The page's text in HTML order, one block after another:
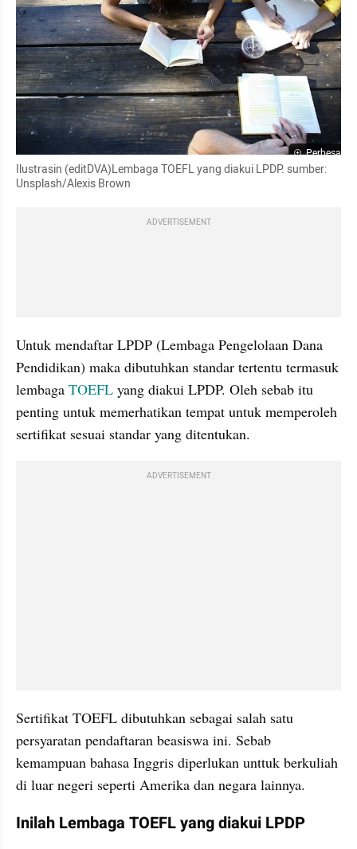
Perbesar
Ilustrasin (editDVA)Lembaga TOEFL yang diakui LPDP. sumber:
Unsplash/Alexis Brown
ADVERTISEMENT
Untuk mendaftar LPDP (Lembaga Pengelolaan Dana
Pendidikan) maka dibutuhkan standar tertentu termasuk
lembaga TOEFL yang diakui LPDP. Oleh sebab itu
penting untuk memerhatikan tempat untuk memperoleh
sertifikat sesuai standar yang ditentukan.
ADVERTISEMENT
Sertifikat TOEFL dibutuhkan sebagai salah satu
persyaratan pendaftaran beasiswa ini. Sebab
kemampuan bahasa Inggris diperlukan unttuk berkuliah
di luar negeri seperti Amerika dan negara lainnya.
Inilah Lembaga TOEFL yang diakui LPDP